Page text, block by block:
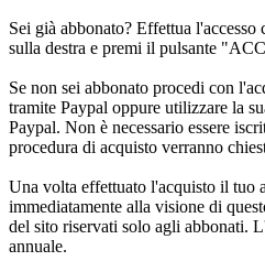
Sei già abbonato? Effettua
sulla destra e premi il pulsante
Se non sei abbonato procedi con
tramite Paypal oppure utilizzare la
Paypal. Non è necessario essere
procedura di acquisto verranno
Una volta effettuato l'acquisto il tuo
immediatamente alla visione di
del sito riservati solo agli abbonati.
annuale.